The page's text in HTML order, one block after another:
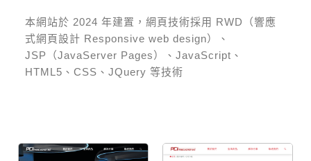
本網站於 2024 年建置，網頁技術採用 RWD（響應
式網頁設計 Responsive web design）、
JSP（JavaServer Pages）、JavaScript、
HTML5、CSS、JQuery 等技術